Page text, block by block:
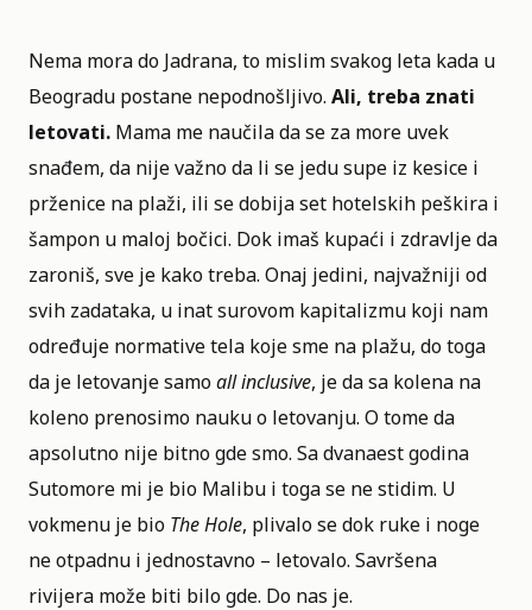
Nema mora do Jadrana, to mislim svakog leta kada u
Beogradu postane nepodnošljivo. Ali, treba znati
letovati. Mama me naučila da se za more uvek
snađem, da nije važno da li se jedu supe iz kesice i
prženice na plaži, ili se dobija set hotelskih peškira i
šampon u maloj bočici. Dok imaš kupaći i zdravlje da
zaroniš, sve je kako treba. Onaj jedini, najvažniji od
svih zadataka, u inat surovom kapitalizmu koji nam
određuje normative tela koje sme na plažu, do toga
da je letovanje samoall inclusive, je da sa kolena na
koleno prenosimo nauku o letovanju. O tome da
apsolutno nije bitno gde smo. Sa dvanaest godina
Sutomore mi je bio Malibu i toga se ne stidim. U
vokmenu je bio The Hole, plivalo se dok ruke i noge
ne otpadnu i jednostavno – letovalo. Savršena
rivijera može biti bilo gde. Do nas je.